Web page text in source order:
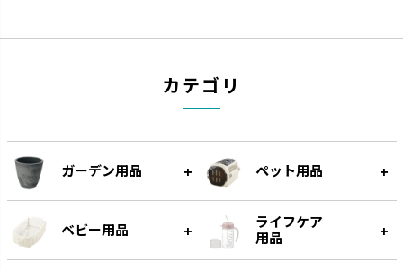
クレース
インテリアにマッチするデザイ
ンです。
つくりおき
作り置きに便利な食材小分け冷
凍・冷蔵トレーです。
カテゴリ
ガーデン用品 ペット用品
ベビー用品
ライフケア
用品